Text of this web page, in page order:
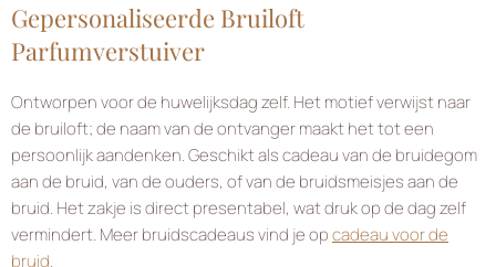
Gepersonaliseerde Bruiloft
Parfumverstuiver
Ontworpen voor de huwelijksdag zelf. Het motief verwijst naar
de bruiloft; de naam van de ontvanger maakt het tot een
persoonlijk aandenken. Geschikt als cadeau van de bruidegom
aan de bruid, van de ouders, of van de bruidsmeisjes aan de
bruid. Het zakje is direct presentabel, wat druk op de dag zelf
vermindert. Meer bruidscadeaus vind je opcadeau voor de
bruid.